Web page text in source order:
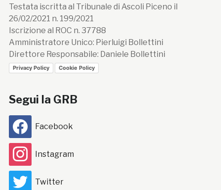
Testata iscritta al Tribunale di Ascoli Piceno il
26/02/2021 n. 199/2021
Iscrizione al ROC n. 37788
Amministratore Unico: Pierluigi Bollettini
Direttore Responsabile: Daniele Bollettini
Privacy Policy Cookie Policy
Segui la GRB
Facebook
Instagram
Twitter